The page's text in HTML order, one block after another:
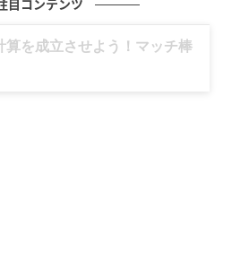
目コンテンツ
育て、旅行記……全部、読